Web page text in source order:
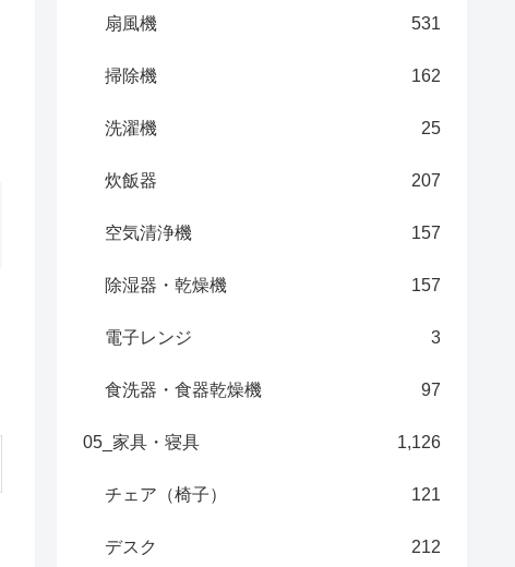
扇風機 531
掃除機 162
洗濯機 25
炊飯器 207
空気清浄機 157
除湿器・乾燥機 157
電子レンジ 3
食洗器・食器乾燥機 97
05_家具・寝具 1,126
チェア（椅子） 121
デスク 212